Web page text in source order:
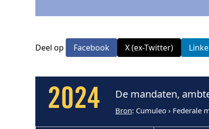
Deel op Facebook X (ex-Twitter)
2024 De mandaten,
Bron: Cumuleo › Federale